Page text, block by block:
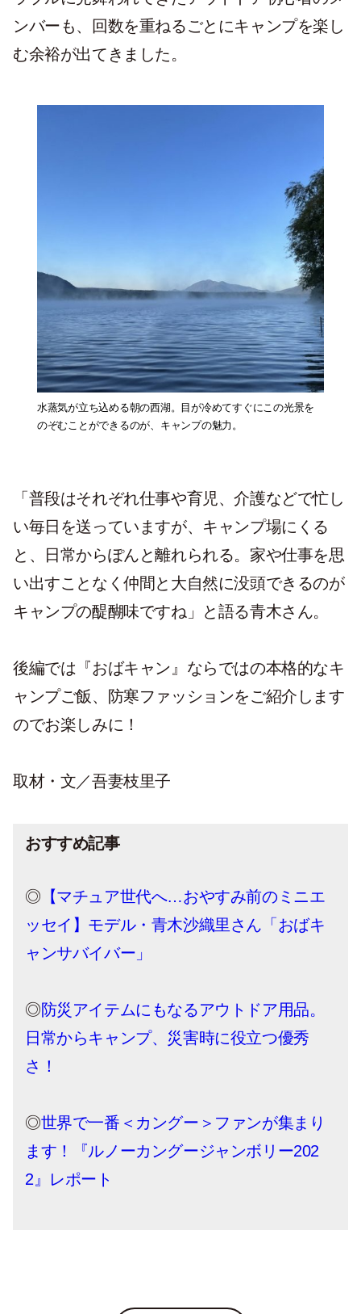
ンバーも、回数を重ねるごとにキャンプを楽し
む余裕が出てきました。
水蒸気が立ち込める朝の西湖。目が冷めてすぐにこの光景を
のぞむことができるのが、キャンプの魅力。
「普段はそれぞれ仕事や育児、介護などで忙し
い毎日を送っていますが、キャンプ場にくる
と、日常からぽんと離れられる。家や仕事を思
い出すことなく仲間と大自然に没頭できるのが
キャンプの醍醐味ですね」と語る青木さん。
後編では『おばキャン』ならではの本格的なキ
ャンプご飯、防寒ファッションをご紹介します
のでお楽しみに！
取材・文／吾妻枝里子
おすすめ記事
◎ 【マチュア世代へ…おやすみ前のミニエ
ッセイ】モデル・青木沙織里さん「おばキ
ャンサバイバー」
◎防災アイテムにもなるアウトドア用品。
日常からキャンプ、災害時に役立つ優秀
さ！
◎世界で一番＜カングー＞ファンが集まり
ます！『ルノーカングージャンボリー202
2』レポート